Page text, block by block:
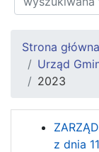
Strona główna
Urząd
2023
z dnia